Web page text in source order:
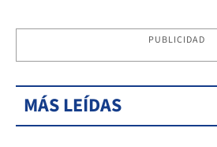
PUBLICIDAD
MÁS LEÍDAS